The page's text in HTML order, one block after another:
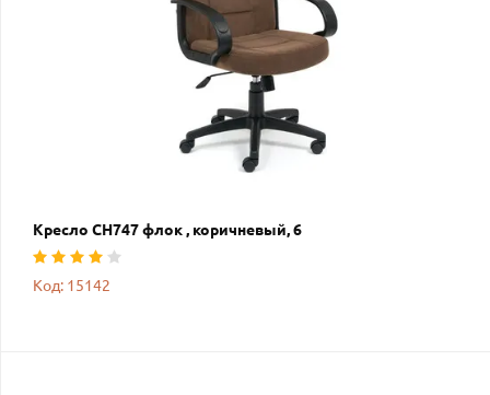
Кресло СН747 флок , коричневый, 6
Код: 15142